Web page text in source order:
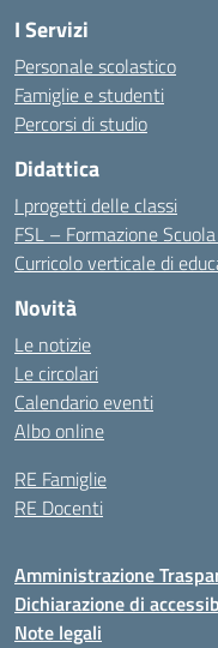
I Servizi
Personale scolastico
Famiglie e studenti
Percorsi di studio
Didattica
I progetti delle classi
FSL – Formazione
Curricolo verticale di
Novità
Le notizie
Le circolari
Calendario eventi
Albo online
RE Famiglie
RE Docenti
Amministrazione
Dichiarazione di
Note legali